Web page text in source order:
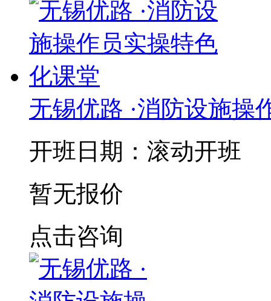
无锡优路 ·消防设施操
开班日期：滚动开班
暂无报价
点击咨询